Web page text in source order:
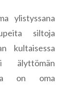
ylistyssana
siltoja
kultaisessa
älyttömän
on oma